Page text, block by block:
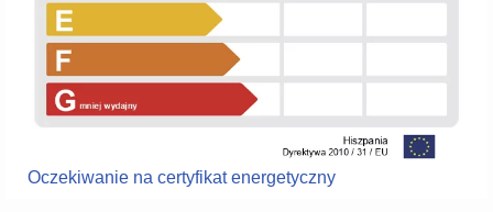
Oczekiwanie na certyfikat energetyczny